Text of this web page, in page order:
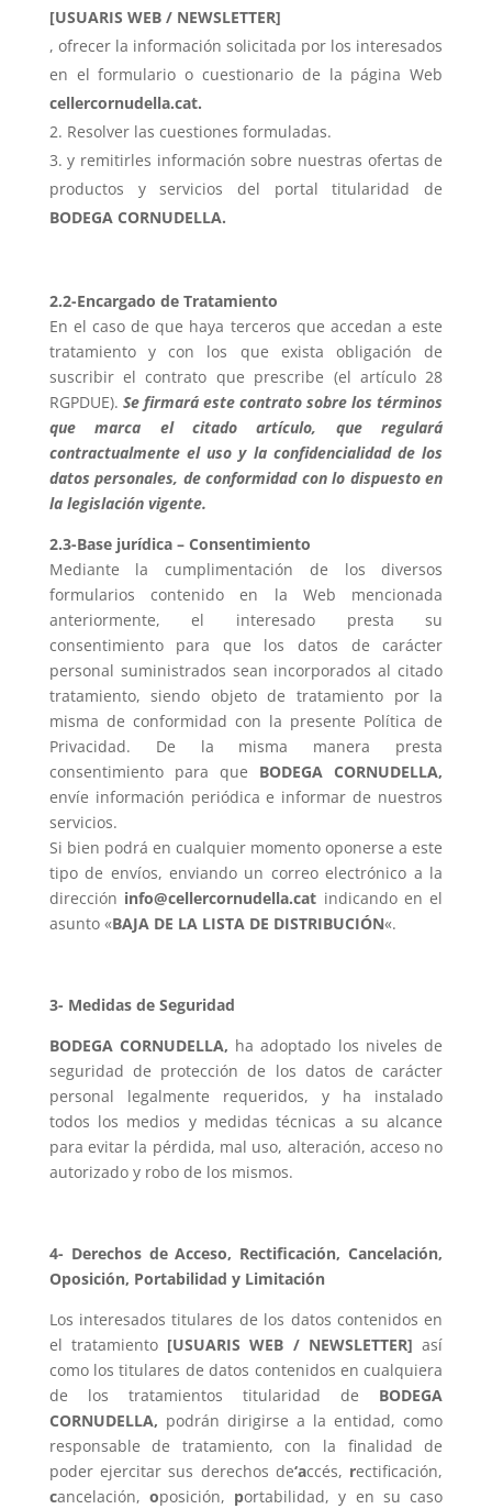
[USUARIS WEB / NEWSLETTER]
, ofrecer la información solicitada por los interesados
en el formulario o cuestionario de la página Web
cellercornudella.cat.
Resolver las cuestiones formuladas.
y remitirles información sobre nuestras ofertas de
productos y servicios del portal titularidad de
BODEGA CORNUDELLA.
2.2-Encargado de Tratamiento
En el caso de que haya terceros que accedan a este
tratamiento y con los que exista obligación de
suscribir el contrato que prescribe (el artículo 28
RGPDUE). Se firmará este contrato sobre los términos
que marca el citado artículo, que regulará
contractualmente el uso y la confidencialidad de los
datos personales, de conformidad con lo dispuesto en
la legislación vigente.
2.3-Base jurídica – Consentimiento
Mediante la cumplimentación de los diversos
formularios contenido en la Web mencionada
anteriormente, el interesado presta su
consentimiento para que los datos de carácter
personal suministrados sean incorporados al citado
tratamiento, siendo objeto de tratamiento por la
misma de conformidad con la presente Política de
Privacidad. De la misma manera presta
consentimiento para que BODEGA CORNUDELLA,
envíe información periódica e informar de nuestros
servicios.
Si bien podrá en cualquier momento oponerse a este
tipo de envíos, enviando un correo electrónico a la
dirección info@cellercornudella.cat indicando en el
asunto «BAJA DE LA LISTA DE DISTRIBUCIÓN«.
3- Medidas de Seguridad
BODEGA CORNUDELLA, ha adoptado los niveles de
seguridad de protección de los datos de carácter
personal legalmente requeridos, y ha instalado
todos los medios y medidas técnicas a su alcance
para evitar la pérdida, mal uso, alteración, acceso no
autorizado y robo de los mismos.
4- Derechos de Acceso, Rectificación, Cancelación,
Oposición, Portabilidad y Limitación
Los interesados titulares de los datos contenidos en
el tratamiento [USUARIS WEB / NEWSLETTER] así
como los titulares de datos contenidos en cualquiera
de los tratamientos titularidad de BODEGA
CORNUDELLA, podrán dirigirse a la entidad, como
responsable de tratamiento, con la finalidad de
poder ejercitar sus derechos de‘accés, rectificación,
cancelación, oposición, portabilidad, y en su caso